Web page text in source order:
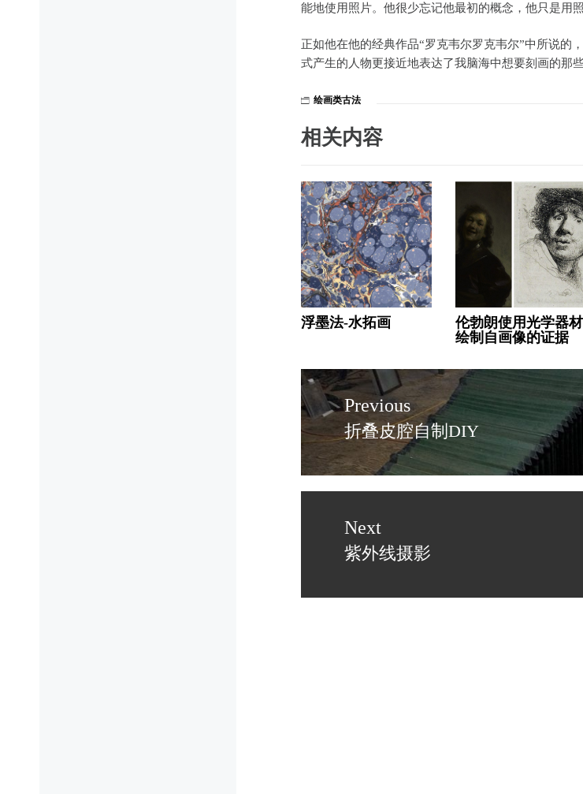
能地使用照片。他很少忘记他最初的概念，他只是用
正如他在他的经典作品“罗克韦尔罗克韦尔”中所说的
式产生的人物更接近地表达了我脑海中想要刻画的那
绘画类古法
相关内容
浮墨法-水拓画
伦勃朗使用光学器材
绘制自画像的证据
文
章
导
航
Previous
Previous
post:
折叠皮腔自制DIY
Next
Next
紫外线摄影